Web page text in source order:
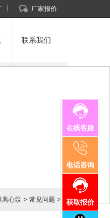
厂家报价
联系我们
在线客服
电话咨询
获取报价
离心泵 >常见问题 >